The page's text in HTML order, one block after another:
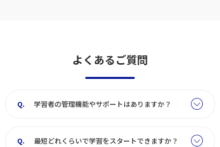
よくあるご質問
学習者の管理機能やサポートはありますか？
最短どれくらいで学習をスタートできますか？